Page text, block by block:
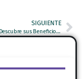
SIGUIENTE
Triptófano: Descubre sus Beneficios, Riesgos y Alimentos Ricos en Este Aminoácido Esencial